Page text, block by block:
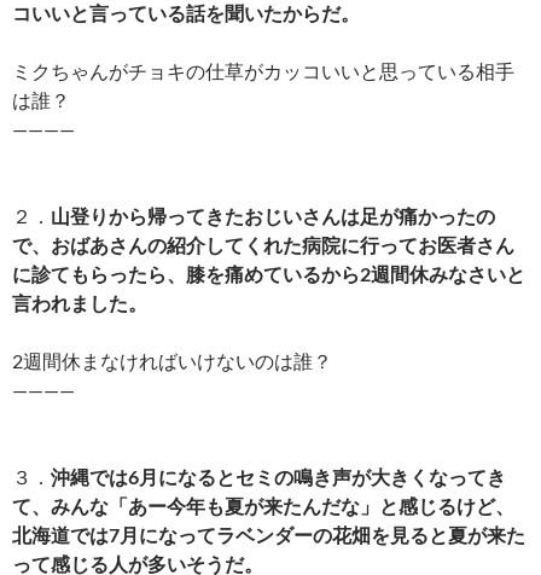
コいいと言っている話を聞いたからだ。
ミクちゃんがチョキの仕草がカッコいいと思っている相手
は誰？
————
２． 山登りから帰ってきたおじいさんは足が痛かったの
で、おばあさんの紹介してくれた病院に行ってお医者さん
に診てもらったら、膝を痛めているから2週間休みなさいと
言われました。
2週間休まなければいけないのは誰？
————
３． 沖縄では6月になるとセミの鳴き声が大きくなってき
て、みんな「あー今年も夏が来たんだな」と感じるけど、
北海道では7月になってラベンダーの花畑を見ると夏が来た
って感じる人が多いそうだ。